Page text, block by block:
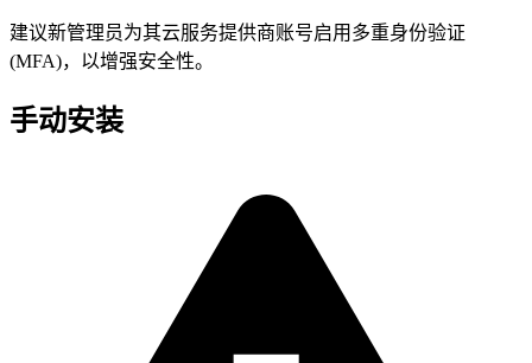
建议新管理员为其云服务提供商账号启用多重身份验证
(MFA)，以增强安全性。
手动安装